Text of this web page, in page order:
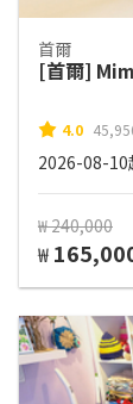
首爾
[首爾]
4.0
2026-08-10
₩ 240,000
₩